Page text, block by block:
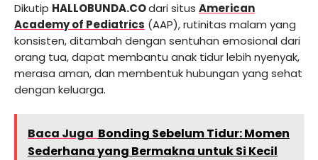
Dikutip HALLOBUNDA.COdari situs American
Academy of Pediatrics (AAP), rutinitas malam yang
konsisten, ditambah dengan sentuhan emosional dari
orang tua, dapat membantu anak tidur lebih nyenyak,
merasa aman, dan membentuk hubungan yang sehat
dengan keluarga.
Baca Juga Bonding Sebelum Tidur: Momen
Sederhana yang Bermakna untuk Si Kecil